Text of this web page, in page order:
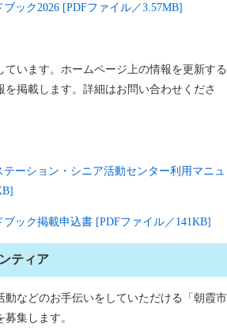
ック2026 [PDFファイル／3.57MB]
います。ホームページ上の情報を更新する
掲載します。詳細はお問い合わせくださ
ーション・シニア活動センター利用マニュ
ック掲載申込書 [PDFファイル／141KB]
ティア
動などのお手伝いをしていただける「朝霞市
集します。